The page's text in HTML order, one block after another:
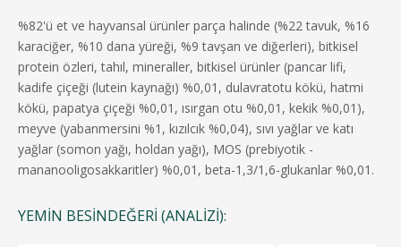
%82'ü et ve hayvansal ürünler parça halinde (%22 tavuk, %16
karaciğer, %10 dana yüreği, %9 tavşan ve diğerleri), bitkisel
protein özleri, tahıl, mineraller, bitkisel ürünler (pancar lifi,
kadife çiçeği (lutein kaynağı) %0,01, dulavratotu kökü, hatmi
kökü, papatya çiçeği %0,01, ısırgan otu %0,01, kekik %0,01),
meyve (yabanmersini %1, kızılcık %0,04), sıvı yağlar ve katı
yağlar (somon yağı, holdan yağı), MOS (prebiyotik -
mananooligosakkaritler) %0,01, beta-1,3/1,6-glukanlar %0,01.
YEMIN BESINDEĞERI (ANALIZI):